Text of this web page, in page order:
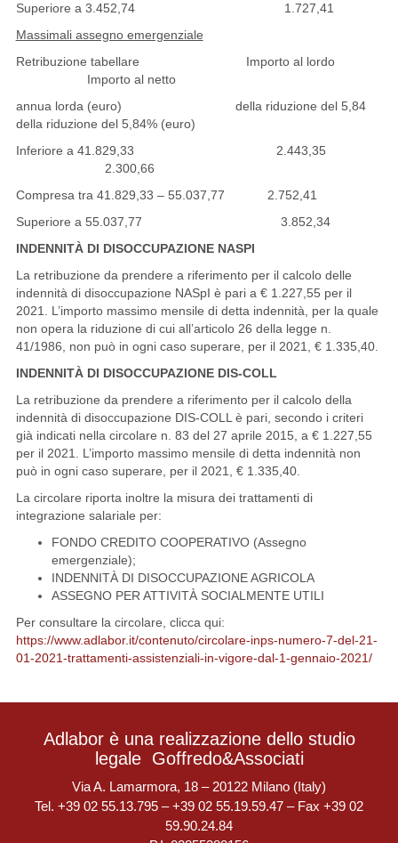
Superiore a 3.452,74 1.727,41
Massimali assegno emergenziale
Retribuzione tabellare Importo al lordo
Importo al netto
annua lorda (euro) della riduzione del 5,84
della riduzione del 5,84% (euro)
Inferiore a 41.829,33 2.443,35
2.300,66
Compresa tra 41.829,33 – 55.037,77 2.752,41
Superiore a 55.037,77 3.852,34
INDENNITÀ DI DISOCCUPAZIONE NASPI
La retribuzione da prendere a riferimento per il calcolo delle
indennità di disoccupazione NASpI è pari a € 1.227,55 per il
2021. L’importo massimo mensile di detta indennità, per la quale
non opera la riduzione di cui all’articolo 26 della legge n.
41/1986, non può in ogni caso superare, per il 2021, € 1.335,40.
INDENNITÀ DI DISOCCUPAZIONE DIS-COLL
La retribuzione da prendere a riferimento per il calcolo della
indennità di disoccupazione DIS-COLL è pari, secondo i criteri
già indicati nella circolare n. 83 del 27 aprile 2015, a € 1.227,55
per il 2021. L’importo massimo mensile di detta indennità non
può in ogni caso superare, per il 2021, € 1.335,40.
La circolare riporta inoltre la misura dei trattamenti di
integrazione salariale per:
FONDO CREDITO COOPERATIVO (Assegno
emergenziale);
INDENNITÀ DI DISOCCUPAZIONE AGRICOLA
ASSEGNO PER ATTIVITÀ SOCIALMENTE UTILI
Per consultare la circolare, clicca qui:
https://www.adlabor.it/contenuto/circolare-inps-numero-7-del-21-
01-2021-trattamenti-assistenziali-in-vigore-dal-1-gennaio-2021/
Adlabor è una realizzazione dello studio
legale Goffredo&Associati
Via A. Lamarmora, 18 – 20122 Milano (Italy)
Tel. +39 02 55.13.795 – +39 02 55.19.59.47 – Fax +39 02
59.90.24.84